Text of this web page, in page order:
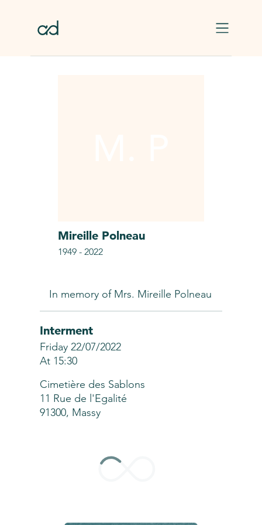
Mireille Polneau
1949 - 2022
In memory of Mrs. Mireille Polneau
Interment
Friday 22/07/2022
At 15:30
Cimetière des Sablons
11 Rue de l'Egalité
91300, Massy